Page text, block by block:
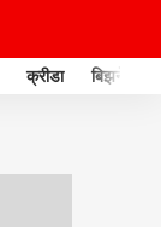
क्रीडा बिझनेस